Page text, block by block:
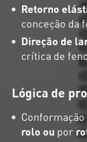
Retorno
conceção da
Direção de
crítica de
Lógica de
rolo ou por